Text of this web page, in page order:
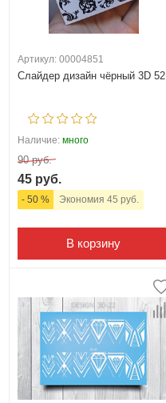
Артикул: 00004851
Слайдер дизайн чёрный 3D 52
Наличие: много
90 руб.
45 руб.
- 50 % Экономия 45 руб.
В корзину